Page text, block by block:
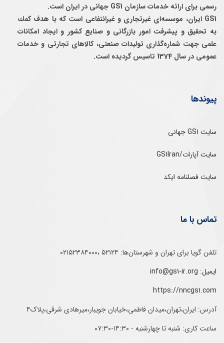
رسمی برای ارائه خدمات سازمان GS1 جهانی در ایران است.
GS1 ایران، موسسه‌ای غيرتجاری و غيرانتفاعی است كه با هدف كمك
به تحقيق و پيشرفت امور بازرگانی و صنايع كشور و ايجاد امكانات
علمی جهت شماره‌گذاری توليدات صنعتی، كالاهای تجارتی و خدمات
عمومی در سال 1374 تاسيس گرديده است.
پیوندها
سایت GS1 جهانی
سایت آپارات/GS1Iran
سایت فصلنامه ایکد
تماس با ما
تلفن‌ گویا برای‌ تهران‌‌ و‌ شهرستان‌ها:‌ ۵۲۱۲۴ ،۰۲۱۵۲۳۸۴۰۰۰
ایمیل: info@gs1-ir.org
https://nncgs1.com
آدرس: ایران،تهران،میدان فاطمی،خیابان جویبار،میرهادی شرقی،پلاک۴
ساعت کاری: شنبه تا چهارشنبه - ۱۴:۳۰-۰۷:۳۰